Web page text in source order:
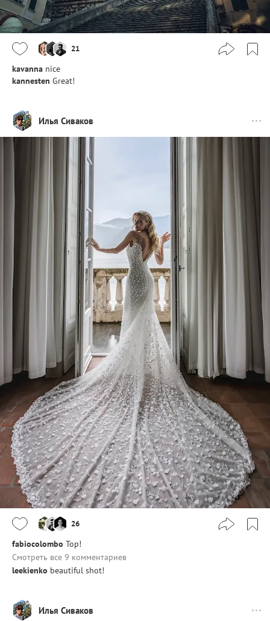
21
kavanna nice
kannesten Great!
Илья Сиваков
26
fabiocolombo Top!
Смотреть все 9 комментариев
leekienko beautiful shot!
Илья Сиваков